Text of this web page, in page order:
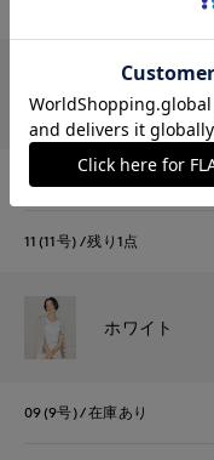
チャコールグ
09(9号)
11(11号) 残り1点
ホワイト
09(9号) 在庫あり